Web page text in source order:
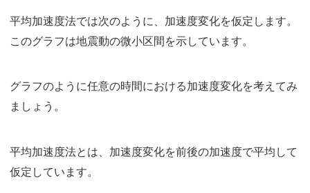
平均加速度法では次のように、加速度変化を仮定します。
このグラフは地震動の微小区間を示しています。
グラフのように任意の時間における加速度変化を考えてみ
ましょう。
平均加速度法とは、加速度変化を前後の加速度で平均して
仮定しています。